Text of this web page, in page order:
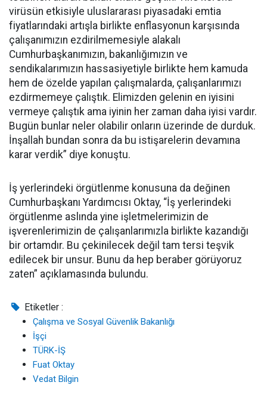
virüsün etkisiyle uluslararası piyasadaki emtia
fiyatlarındaki artışla birlikte enflasyonun karşısında
çalışanımızın ezdirilmemesiyle alakalı
Cumhurbaşkanımızın, bakanlığımızın ve
sendikalarımızın hassasiyetiyle birlikte hem kamuda
hem de özelde yapılan çalışmalarda, çalışanlarımızı
ezdirmemeye çalıştık. Elimizden gelenin en iyisini
vermeye çalıştık ama iyinin her zaman daha iyisi vardır.
Bugün bunlar neler olabilir onların üzerinde de durduk.
İnşallah bundan sonra da bu istişarelerin devamına
karar verdik” diye konuştu.
İş yerlerindeki örgütlenme konusuna da değinen
Cumhurbaşkanı Yardımcısı Oktay, “İş yerlerindeki
örgütlenme aslında yine işletmelerimizin de
işverenlerimizin de çalışanlarımızla birlikte kazandığı
bir ortamdır. Bu çekinilecek değil tam tersi teşvik
edilecek bir unsur. Bunu da hep beraber görüyoruz
zaten” açıklamasında bulundu.
Etiketler :
Çalışma ve Sosyal Güvenlik Bakanlığı
İşçi
TÜRK-İŞ
Fuat Oktay
Vedat Bilgin